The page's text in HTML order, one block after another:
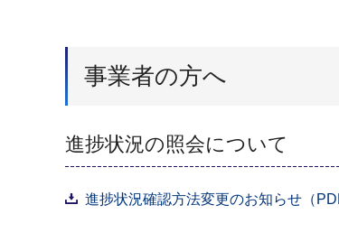
事業者の方へ
進捗状況の照会について
進捗状況確認方法変更のお知らせ（